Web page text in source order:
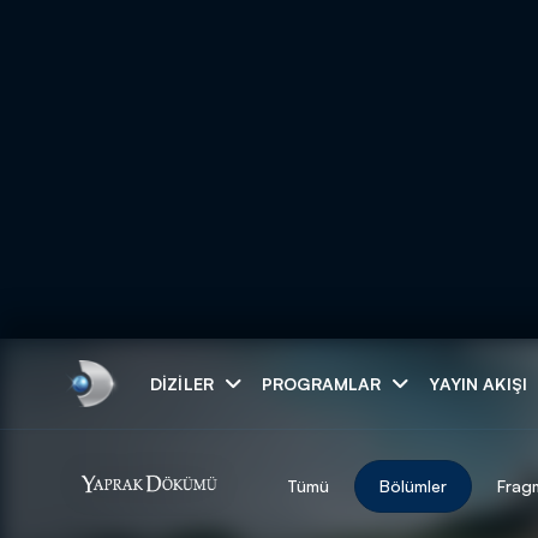
DIZILER PROGRAMLAR YAYIN AKIŞI
ARAMA SONUÇLARI
Tümü Bölümler